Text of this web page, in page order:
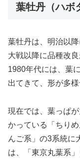
葉牡丹（ハボ
葉牡丹は、明治以
大戦以降に品種改
1980年代には、葉
出てきて、形が多様
現在では、葉っぱ
かっている「ちり
んご系」の3系統に
は、「東京丸葉系